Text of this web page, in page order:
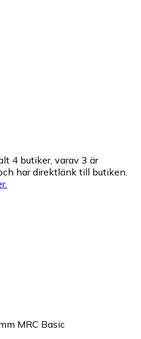
4 butiker, varav 3 är
har direktlänk till butiken.
MRC Basic